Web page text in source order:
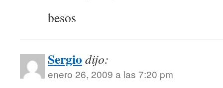
besos
Sergio dijo:
enero 26, 2009 a las 7:20 pm